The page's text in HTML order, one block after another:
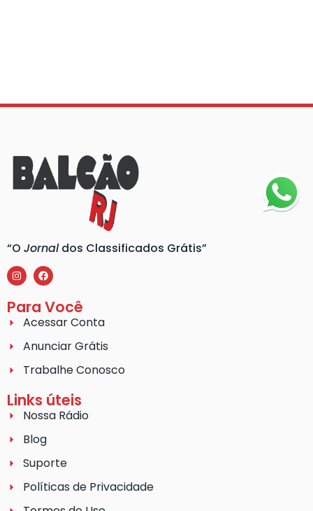
“O Jornaldos Classificados Grátis”
Para Você
Acessar Conta
Anunciar Grátis
Trabalhe Conosco
Links úteis
Nossa Rádio
Blog
Suporte
Políticas de Privacidade